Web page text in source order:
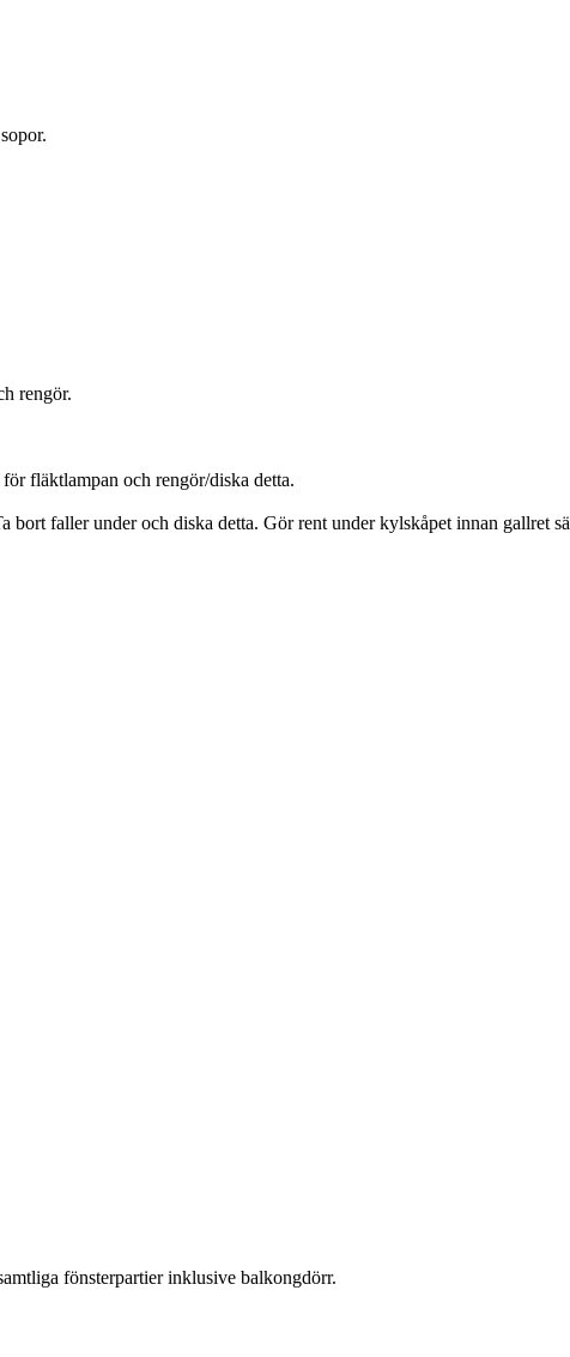
rengör.
fläktlampan och rengör/diska detta.
faller under och diska detta. Gör rent under kylskåpet innan gallret
fönsterpartier inklusive balkongdörr.